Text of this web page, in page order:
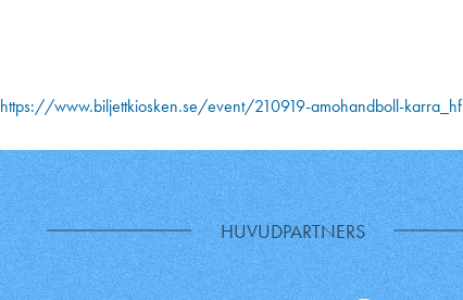
https://www.biljettkiosken.se/event/210919-amohandboll-karra_hf
HUVUDPARTNERS